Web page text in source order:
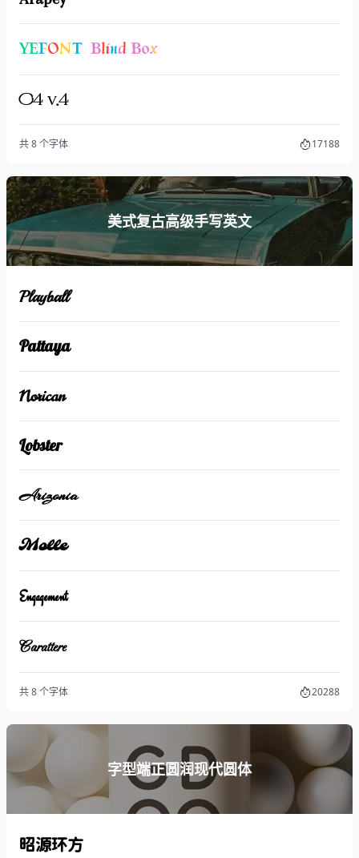
YEFONT Blind Box
C4 v.4
共 8 个字体 17188
美式复古高级手写英文
Playball
Pattaya
Norican
Lobster
Arizonia
Molle
Engagement
Carattere
共 8 个字体 20288
字型端正圆润现代圆体
昭源环方